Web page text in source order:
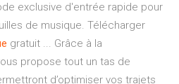
exclusive d'entrée rapide pour
de musique. Télécharger
gratuit ... Grâce à la
propose tout un tas de
d’optimiser vos trajets